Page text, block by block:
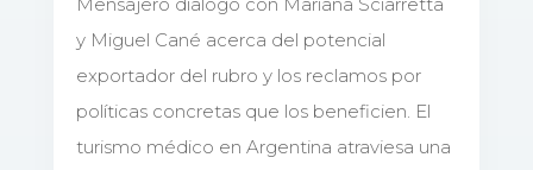
y Miguel Cané acerca del potencial
exportador del rubro y los reclamos por
políticas concretas que los beneficien. El
turismo médico en Argentina atraviesa una